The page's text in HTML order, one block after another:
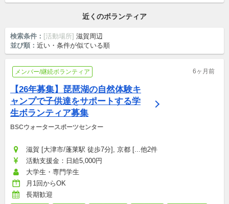
近くのボランティア
検索条件： [活動場所] 滋賀周辺
並び順： 近い・条件が似ている順
メンバー/継続ボランティア 6ヶ月前
【26年募集】琵琶湖の自然体験キ
ャンプで子供達をサポートする学
生ボランティア募集
BSCウォータースポーツセンター
滋賀 [大津市/蓬莱駅 徒歩7分], 京都 [...他2件
活動支援金：日給5,000円
大学生・専門学生
月1回からOK
長期歓迎